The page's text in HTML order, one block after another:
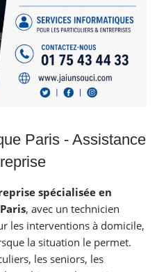
Paris - Assistance
spécialisée en
, avec un technicien
les interventions à domicile,
la situation le permet.
les seniors, les